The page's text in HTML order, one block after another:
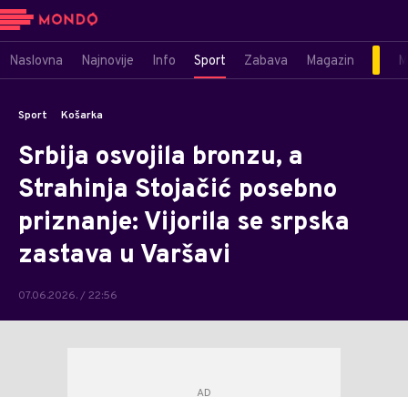
Naslovna Najnovije Info Sport Zabava Magazin
Sport Košarka
Srbija osvojila bronzu, a
Strahinja Stojačić posebno
priznanje: Vijorila se srpska
zastava u Varšavi
07.06.2026. / 22:56